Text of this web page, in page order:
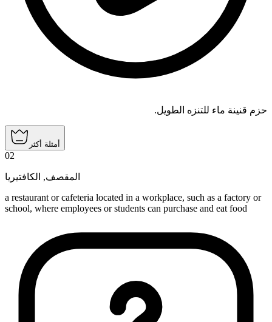
حزم قنينة ماء للتنزه الطويل.
أمثلة أكثر
02
المقصف, الكافتيريا
a restaurant or cafeteria located in a workplace, such as a factory or
school, where employees or students can purchase and eat food